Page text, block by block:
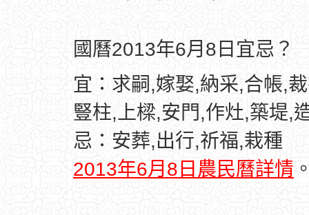
國曆2013年6月8日宜忌？
宜：求嗣,嫁娶,納采,合帳,
豎柱,上樑,安門,作灶,築堤,
忌：安葬,出行,祈福,栽種
2013年6月8日農民曆詳情